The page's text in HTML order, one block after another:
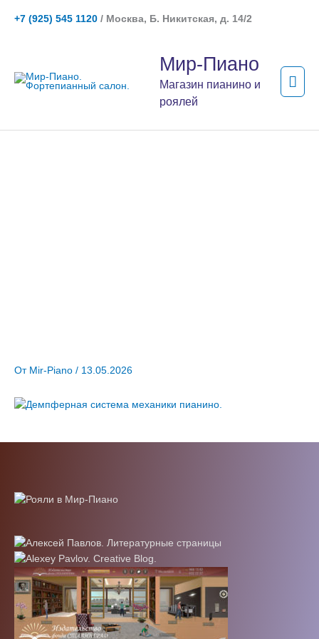
+7 (925) 545 1120 / Москва, Б. Никитская, д. 14/2
Мир-Пиано
Магазин пианино и
роялей
От Mir-Piano / 13.05.2026